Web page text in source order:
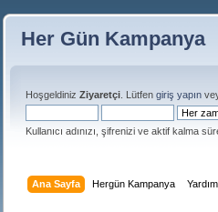
Her Gün Kampanya
Hoşgeldiniz Ziyaretçi . Lütfen giriş yapın
Kullanıcı adınızı, şifrenizi ve aktif kalma
Ana Sayfa Hergün Kampanya Yardım